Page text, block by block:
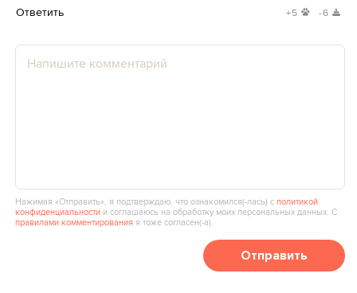
Ответить +5 -6
Нажимая «Отправить», я подтверждаю, что ознакомился(‑лась) сполитикой
конфиденциальности и соглашаюсь на обработку моих персональных данных. С
правилами комментирования я тоже согласен(‑а).
Отправить